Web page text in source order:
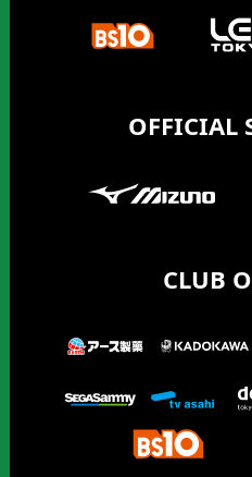
OFFICIAL
CLUB